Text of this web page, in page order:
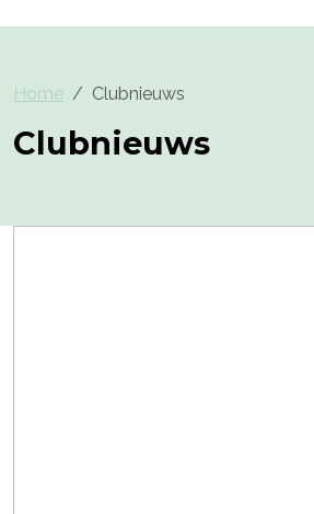
Home Clubnieuws
Clubnieuws